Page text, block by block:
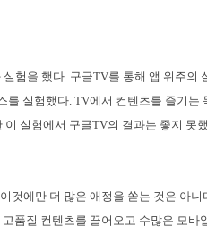
험을 했다. 구글TV를 통해 앱 위주의
를 실험했다. TV에서 컨텐츠를 즐기는
실험에서 구글TV의 결과는 좋지 못했
것에만 더 많은 애정을 쏟는 것은 아니
품질 컨텐츠를 끌어오고 수많은 모바